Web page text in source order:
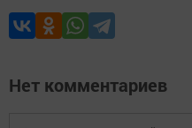
Нет комментариев